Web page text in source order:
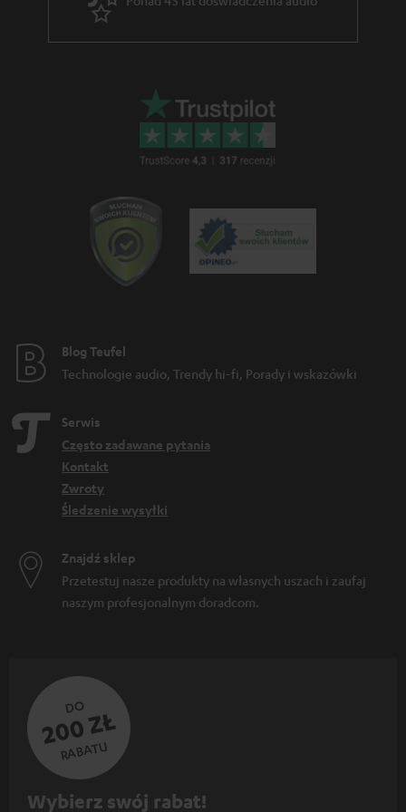
a
r
Blog Teufel
Technologie audio, Trendy hi-fi, Porady i wskazówki
Serwis
Często zadawane pytania
Kontakt
Zwroty
Śledzenie wysyłki
Znajdź sklep
Przetestuj nasze produkty na własnych uszach i zaufaj
naszym profesjonalnym doradcom.
DO
200 ZŁ
RABATU
Z
Wybierz swój rabat!